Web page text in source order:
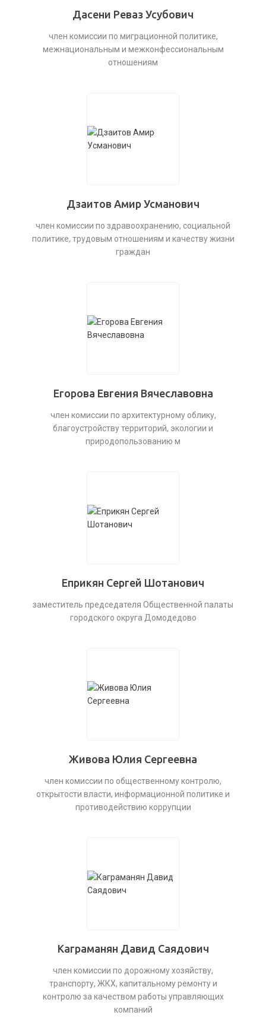
Дасени Реваз Усубович
член комиссии по миграционной политике,
межнациональным и межконфессиональным
отношениям
Дзаитов Амир Усманович
член комиссии по здравоохранению, социальной
политике, трудовым отношениям и качеству жизни
граждан
Егорова Евгения Вячеславовна
член комиссии по архитектурному облику,
благоустройству территорий, экологии и
природопользованию м
Еприкян Сергей Шотанович
заместитель председателя Общественной палаты
городского округа Домодедово
Живова Юлия Сергеевна
член комиссии по общественному контролю,
открытости власти, информационной политике и
противодействию коррупции
Каграманян Давид Саядович
член комиссии по дорожному хозяйству,
транспорту, ЖКХ, капитальному ремонту и
контролю за качеством работы управляющих
компаний